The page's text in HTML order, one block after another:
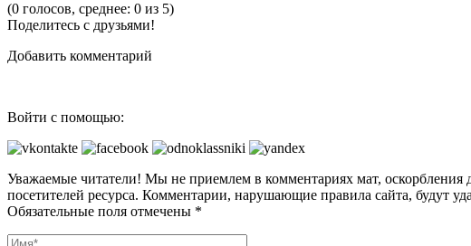
(0 голосов, среднее: 0 из 5)
Поделитесь с друзьями!
Добавить комментарий
Войти с помощью:
Уважаемые читатели! Мы не приемлем в комментариях мат, оскорбления
посетителей ресурса. Комментарии, нарушающие правила сайта, будут
Обязательные поля отмечены *